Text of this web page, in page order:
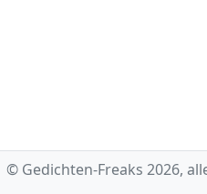
© Gedichten-Freaks 2026,